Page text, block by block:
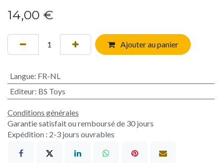
14,00 €
Ajouter au panier
Langue: FR-NL
Editeur: BS Toys
Conditions générales
Garantie satisfait ou remboursé de 30 jours
Expédition : 2-3 jours ouvrables